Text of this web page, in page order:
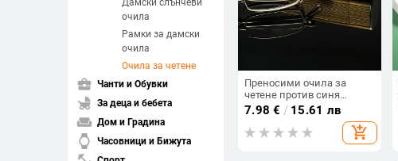
Дамски слънчеви
очила
Рамки за дамски
очила
Очила за четене
business_center Чанти и Обувки
child_friendly За деца и бебета
weekend Дом и Градина
watch Часовници и Бижута
Преносими очила за
четене против синя
светлина, сгъваеми с
пружинни рамене, мини
квадратни рамки
7.98 € / 15.61 лв
add_shopping_cart